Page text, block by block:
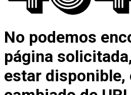
No podemos
página
estar disponible,